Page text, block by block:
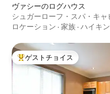
ヴァシーのログハウス
シュガーローフ・スパ・キャ
ロケーション · 家族 · ハイキ
大好評のゲストチョイスです。
ゲストチョイス